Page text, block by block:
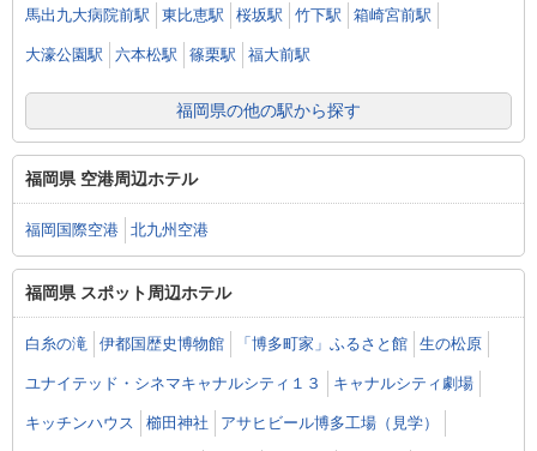
馬出九大病院前駅 東比恵駅 桜坂駅 竹下駅 箱崎宮前駅
大濠公園駅 六本松駅 篠栗駅 福大前駅
福岡県の他の駅から探す
福岡県 空港周辺ホテル
福岡国際空港 北九州空港
福岡県 スポット周辺ホテル
白糸の滝 伊都国歴史博物館 「博多町家」ふるさと館 生の松原
ユナイテッド・シネマキャナルシティ１３ キャナルシティ劇場
キッチンハウス 櫛田神社 アサヒビール博多工場（見学）